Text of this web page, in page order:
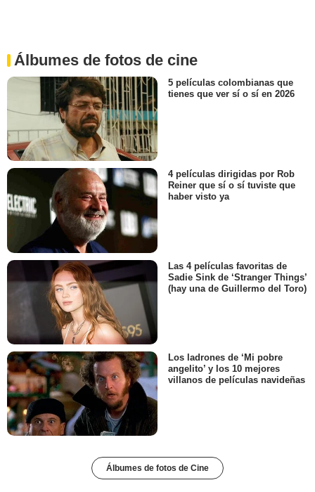
Álbumes de fotos de cine
5 películas colombianas que
tienes que ver sí o sí en 2026
4 películas dirigidas por Rob
Reiner que sí o sí tuviste que
haber visto ya
Las 4 películas favoritas de
Sadie Sink de ‘Stranger Things’
(hay una de Guillermo del Toro)
Los ladrones de ‘Mi pobre
angelito’ y los 10 mejores
villanos de películas navideñas
Álbumes de fotos de Cine